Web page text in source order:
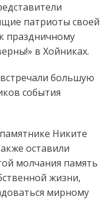
патриоты своей
праздничному
в Хойниках.
большую
события
Никите
оставили
молчания память
жизни,
мирному